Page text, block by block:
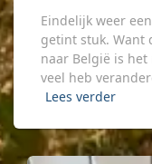
Eindelijk weer
getint stuk. Want
naar België is
veel heb
Lees verder